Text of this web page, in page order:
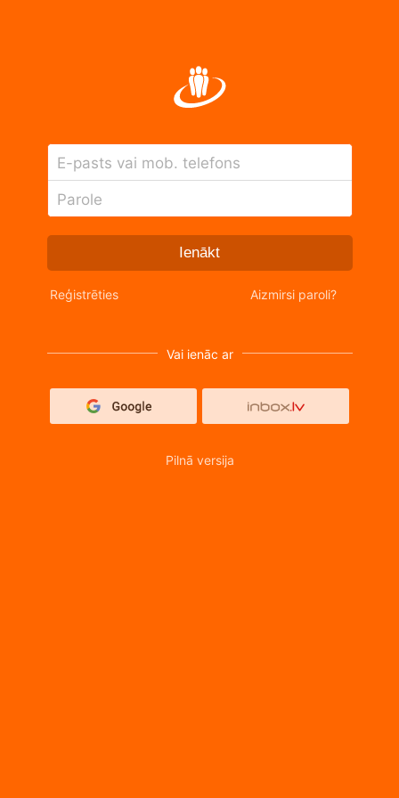
E-pasts vai mob. telefons
Parole
Ienākt
Reģistrēties Aizmirsi paroli?
Vai ienāc ar
Pilnā versija